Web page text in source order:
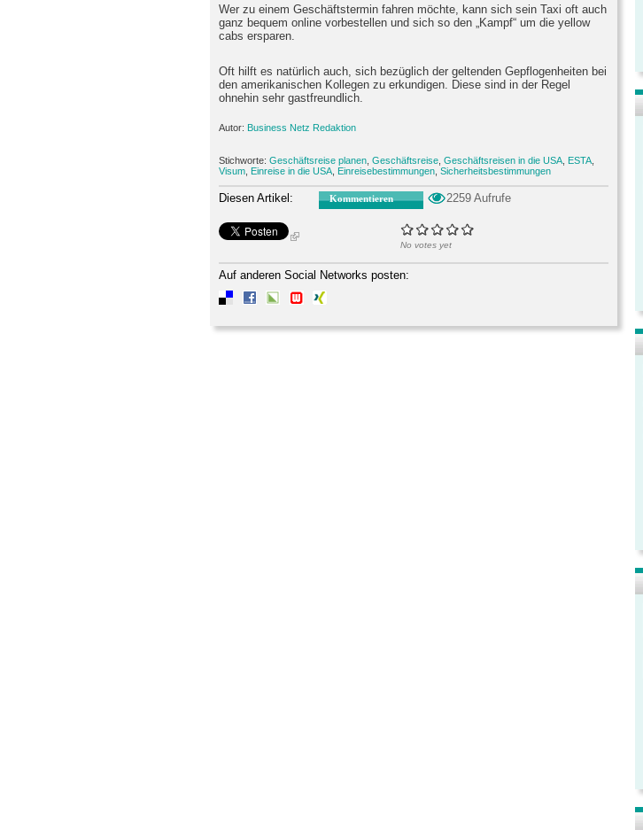
Wer zu einem Geschäftstermin fahren möchte, kann sich sein Taxi oft auch
ganz bequem online vorbestellen und sich so den „Kampf“ um die yellow
cabs ersparen.
Oft hilft es natürlich auch, sich bezüglich der geltenden Gepflogenheiten bei
den amerikanischen Kollegen zu erkundigen. Diese sind in der Regel
ohnehin sehr gastfreundlich.
Autor: Business Netz Redaktion
Stichworte: Geschäftsreise planen Geschäftsreise Geschäftsreisen in die USA ESTA
Visum Einreise in die USA Einreisebestimmungen Sicherheitsbestimmungen
Diesen Artikel: Kommentieren 2259 Aufrufe
No votes yet
Auf anderen Social Networks posten: